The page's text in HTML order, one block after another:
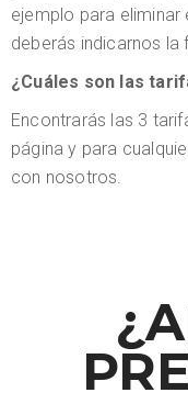
ejemplo para
deberás indicarnos
¿Cuáles son las
Encontrarás las 3
página y para
con nosotros.